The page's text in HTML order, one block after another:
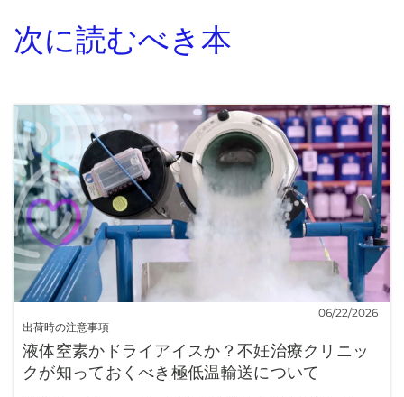
次に読むべき本
出荷時の注意事項
06/22/2026
液体窒素かドライアイスか？不妊治療クリニッ
クが知っておくべき極低温輸送について